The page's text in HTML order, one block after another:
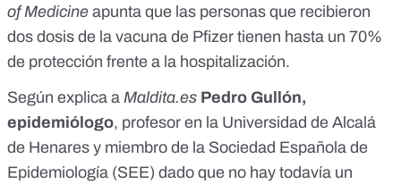
of Medicine apunta que las personas que recibieron
dos dosis de la vacuna de Pfizer tienen hasta un 70%
de protección frente a la hospitalización.
Según explica a Maldita.es Pedro Gullón,
epidemiólogo, profesor en la Universidad de Alcalá
de Henares y miembro de la Sociedad Española de
Epidemiología (SEE) dado que no hay todavía un